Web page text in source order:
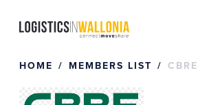
HOME MEMBERS LIST CBRE